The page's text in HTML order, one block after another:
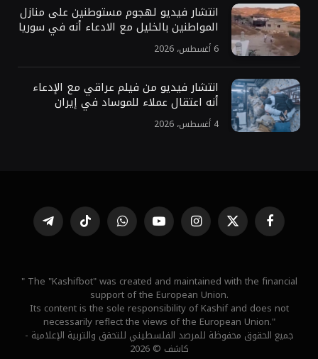
انتشار فيديو لهجوم مستوطنين على منازل
المواطنين بالخليل مع الادعاء أنه في سوريا
6 أغسطس، 2026
انتشار فيديو من فيلم عراقي مع الإدعاء
أنه اعتقال عملاء للموساد في إيران
4 أغسطس، 2026
فيسبوك X
(Twitter)
الانستغراميوتيوب واتساب تيكتوك تيلقرام
" The "Kashifbot" was created and maintained with the financial
support of the European Union.
Its content is the sole responsibility of Kashif and does not
necessarily reflect the views of the European Union."
جميع الحقوق محفوظة للمرصد الفلسطيني للتحقق والتربية الإعلامية -
كاشف © 2026